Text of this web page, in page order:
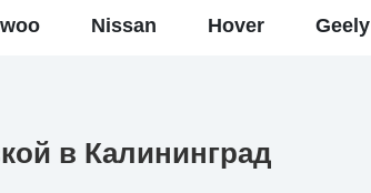
Nissan Hover Geely
в Калининград